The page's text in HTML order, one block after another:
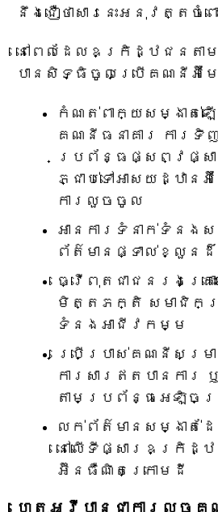
នឹងជឿថាសារនេះអនុវត្តចំពោ
នៅពេលដែលឧក្រិដ្ឋជនត
បានសិទ្ធិចូលប្រើគណនីអ៊ីមែ
កំណត់ពាក្យសម្ងាត់ឡ
គណនីធនាគារ ការ
ប្រព័ន្ធផ្សព្វផ្ស
ភ្ជាប់ទៅអាសយដ្ឋាន
ការលួចចូល
អានការទំនាក់ទំនង
ព័ត៌មានផ្ទាល់ខ្លួនដ៏
ធ្វើពុតជាជនរងគ្រោ
មិត្តភក្តិ សមាជិកគ្
ទំនងអាជីវកម្ម
ប្រើប្រាស់គណនីសម្រ
ការសារឥតបានការ
តាមប្រព័ន្ធអេឡិច
លក់ព័ត៌មានសម្ងាត់ដ
នៅលើទីផ្សារឧក្រិដ្
អ៊ីនធឺណិតក្រោមដី
ហេតុអ្វីបានជាការលួចគ